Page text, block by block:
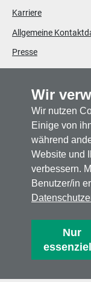
Wir
Wir nutzen
Einige von
während
Website und
verbessern.
Benutzer/in
Nur
Karriere
Allgemeine
Presse
LINKS
Datenschutz
Hinweisgebersystem
Impressum
nach oben
Website by